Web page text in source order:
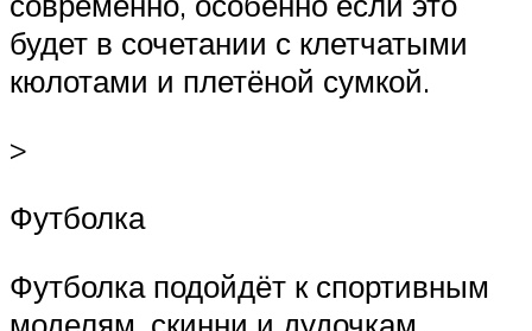
будет в сочетании с клетчатыми
кюлотами и плетёной сумкой.
>
Футболка
Футболка подойдёт к спортивным
моделям, скинни и дудочкам.